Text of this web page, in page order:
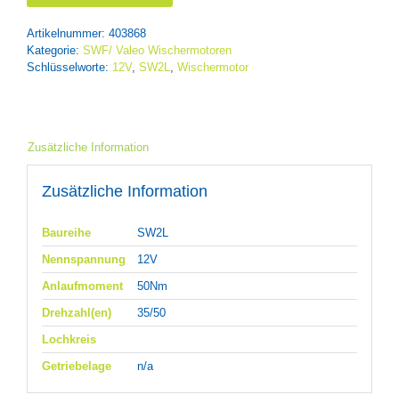
Artikelnummer: 403868
Kategorie: SWF/ Valeo Wischermotoren
Schlüsselworte: 12V, SW2L, Wischermotor
Zusätzliche Information
Zusätzliche Information
Baureihe
SW2L
Nennspannung
12V
Anlaufmoment
50Nm
Drehzahl(en)
35/50
Lochkreis
Getriebelage
n/a